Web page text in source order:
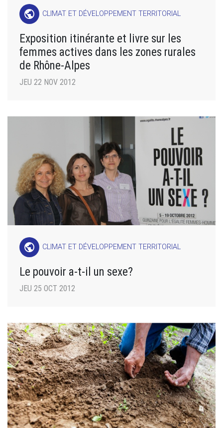
public CLIMAT ET DÉVELOPPEMENT TERRITORIAL
Exposition itinérante et livre sur les
femmes actives dans les zones rurales
de Rhône-Alpes
JEU 22 NOV 2012
public CLIMAT ET DÉVELOPPEMENT TERRITORIAL
Le pouvoir a-t-il un sexe?
JEU 25 OCT 2012